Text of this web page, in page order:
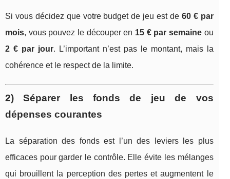
Si vous décidez que votre budget de jeu est de 60 € par
mois, vous pouvez le découper en 15 € par semaineou
2 € par jour. L’important n’est pas le montant, mais la
cohérence et le respect de la limite.
2) Séparer les fonds de jeu de vos
dépenses courantes
La séparation des fonds est l’un des leviers les plus
efficaces pour garder le contrôle. Elle évite les mélanges
qui brouillent la perception des pertes et augmentent le